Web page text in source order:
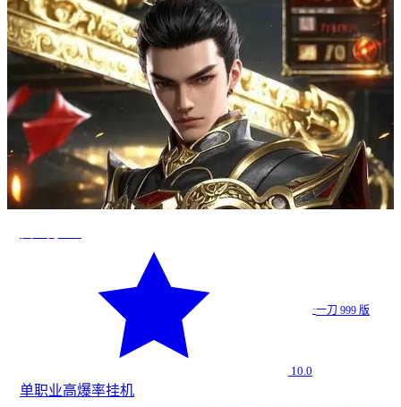
10.0
·一刀 999 版
单职业高爆率挂机